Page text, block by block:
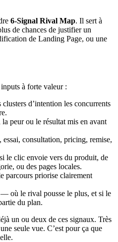
6-Signal Rival Map. Il sert à
de chances de justifier un
de Landing Page, ou une
à forte valeur :
d’intention les concurrents
peur ou le résultat mis en avant
consultation, pricing, remise,
le clic envoie vers du produit, de
ou des pages locales.
parcours priorise clairement
— où le rival pousse le plus, et si le
du plan.
un ou deux de ces signaux. Très
seule vue. C’est pour ça que